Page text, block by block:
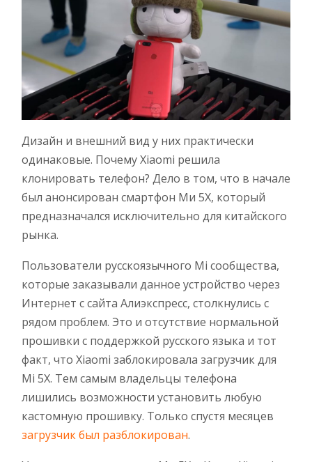
Дизайн и внешний вид у них практически
одинаковые. Почему Xiaomi решила
клонировать телефон? Дело в том, что в начале
был анонсирован смартфон Ми 5Х, который
предназначался исключительно для китайского
рынка.
Пользователи русскоязычного Mi сообщества,
которые заказывали данное устройство через
Интернет с сайта Алиэкспресс, столкнулись с
рядом проблем. Это и отсутствие нормальной
прошивки с поддержкой русского языка и тот
факт, что Xiaomi заблокировала загрузчик для
Mi 5X. Тем самым владельцы телефона
лишились возможности установить любую
кастомную прошивку. Только спустя месяцев
загрузчик был разблокирован.